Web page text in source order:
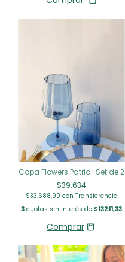
Copa Flowers Patria · Set de 2
$39.634
$33.688,90 con Transferencia
3 cuotas sin interés de $13211,33